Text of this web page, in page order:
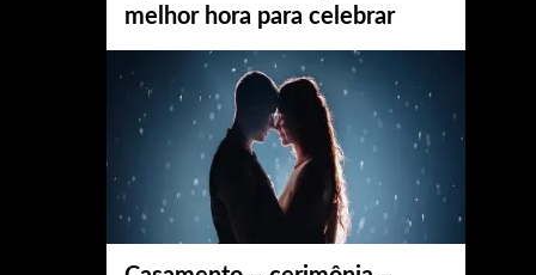
melhor hora para celebrar